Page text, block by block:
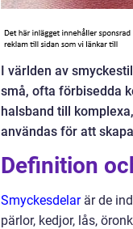
I världen av
små, ofta förbisedda
halsband till
användas för att
Definition
Smyckesdelarär de
pärlor, kedjor, lås,